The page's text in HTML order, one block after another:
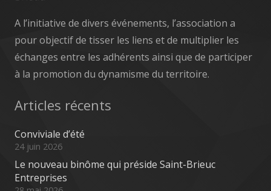
A l’initiative de divers événements, l’association a
pour objectif de tisser les liens et de multiplier les
échanges entre les adhérents ainsi que de participer
à la promotion du dynamisme du territoire.
Articles récents
Conviviale d’été
24 juin 2026
Le nouveau binôme qui préside Saint-Brieuc
Entreprises